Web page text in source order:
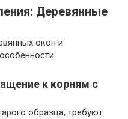
Деревянные
окон и
к корням с
образца, требуют